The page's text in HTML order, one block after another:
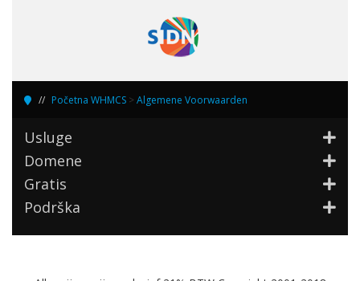
Početna WHMCS > Algemene Voorwaarden
Usluge
Domene
Gratis
Podrška